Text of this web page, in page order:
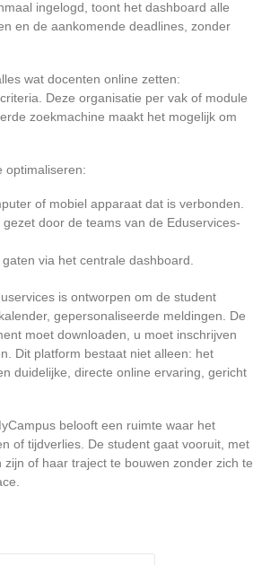
ingelogd, toont het dashboard alle
en de aankomende deadlines, zonder
wat docenten online zetten:
Deze organisatie per vak of module
zoekmachine maakt het mogelijk om
optimaliseren:
of mobiel apparaat dat is verbonden.
door de teams van de Eduservices-
via het centrale dashboard.
is ontworpen om de student
gepersonaliseerde meldingen. De
moet downloaden, u moet inschrijven
Dit platform bestaat niet alleen: het
duidelijke, directe online ervaring, gericht
belooft een ruimte waar het
of tijdverlies. De student gaat vooruit, met
of haar traject te bouwen zonder zich te